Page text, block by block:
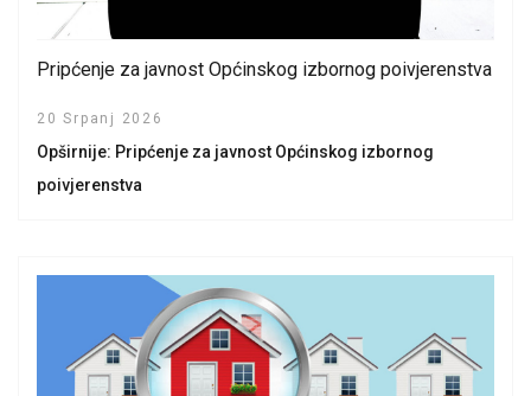
Pripćenje za javnost Općinskog izbornog poivjerenstva
20 Srpanj 2026
Opširnije: Pripćenje za javnost Općinskog izbornog
poivjerenstva